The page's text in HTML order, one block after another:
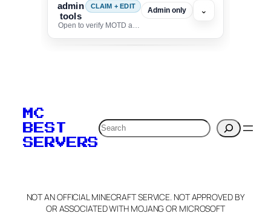
admin
tools
CLAIM + EDIT
Open to verify MOTD and unlock editing for this listing
Admin only ⌄
verification to:
Claim Server and Edit
Info
MC
BEST
SERVERS
Search
NOT AN OFFICIAL MINECRAFT SERVICE. NOT APPROVED BY
OR ASSOCIATED WITH MOJANG OR MICROSOFT